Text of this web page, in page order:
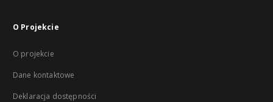
O Projekcie
O projekcie
Dane kontaktowe
Deklaracja dostępności